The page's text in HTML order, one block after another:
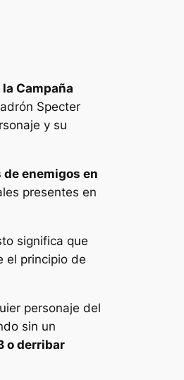
la Campaña
Specter
y su
enemigos en
presentes en
significa que
el principio de
personaje del
sin un
o derribar